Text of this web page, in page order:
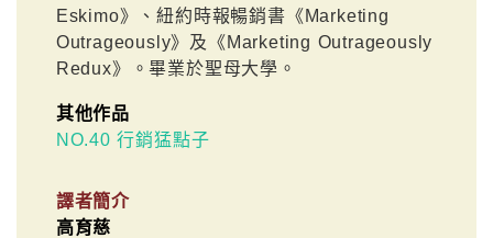
Eskimo》、紐約時報暢銷書《Marketing
Outrageously》及《Marketing Outrageously
Redux》。畢業於聖母大學。
其他作品
NO.40 行銷猛點子
譯者簡介
高育慈